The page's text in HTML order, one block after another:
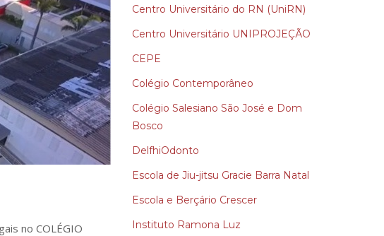
no COLÉGIO
Centro Universitário do RN (UniRN)
Centro Universitário UNIPROJEÇÃO
CEPE
Colégio Contemporâneo
Colégio Salesiano São José e Dom
Bosco
DelfhiOdonto
Escola de Jiu-jitsu Gracie Barra Natal
Escola e Berçário Crescer
Instituto Ramona Luz